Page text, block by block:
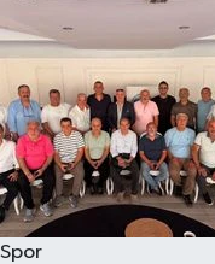
Spor
Magazin
Özel
Resmi İlanlar
Sağlık